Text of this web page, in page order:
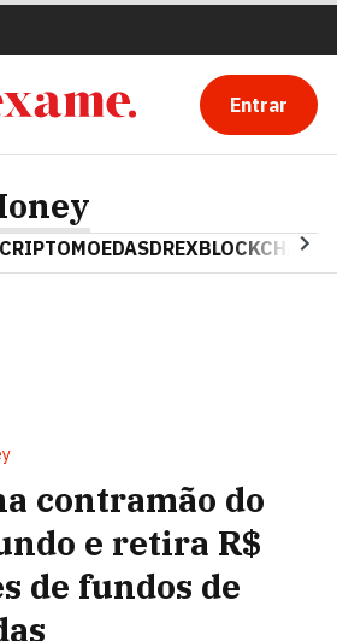
Entrar
CRIPTOMOEDASDREXBLOCKCHAIN
contramão do
e retira R$
de fundos de